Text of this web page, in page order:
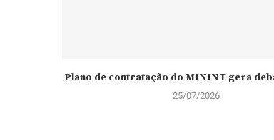
Plano de contratação do MININT gera
25/07/2026